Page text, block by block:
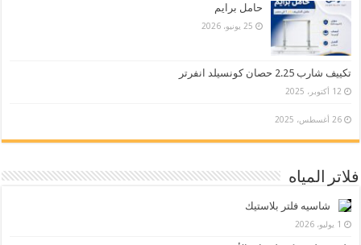
حامل برايم
25 يونيو، 2026
تكييف شارب 2.25 حصان كونسيلد انفرتر
12 أكتوبر، 2025
26 أغسطس، 2025
فلاتر المياه
شاسيه فلتر بلاستيك
1 يوليو، 2026